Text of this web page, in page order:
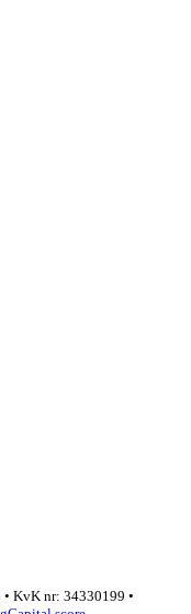
KvK nr: 34330199 •